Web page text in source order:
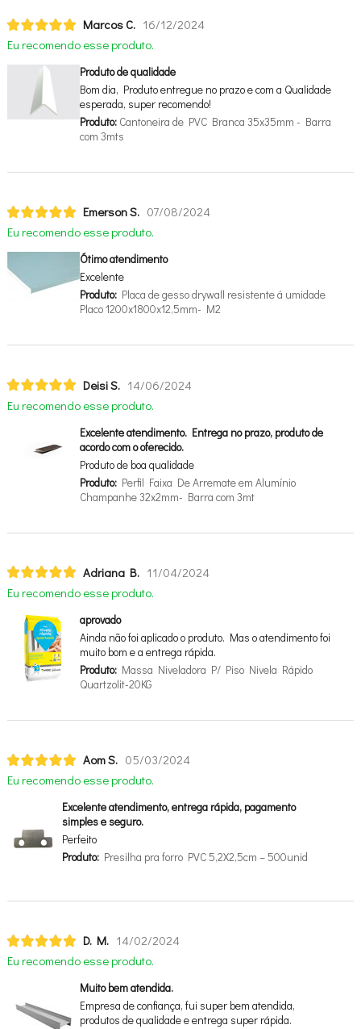
Marcos C. 16/12/2024
Eu recomendo esse produto.
Produto de qualidade
Bom dia, Produto entregue no prazo e com a Qualidade
esperada, super recomendo!
Produto:Cantoneira de PVC Branca 35x35mm - Barra
com 3mts
Emerson S. 07/08/2024
Eu recomendo esse produto.
Ótimo atendimento
Excelente
Produto:Placa de gesso drywall resistente á umidade
Placo 1200x1800x12,5mm- M2
Deisi S. 14/06/2024
Eu recomendo esse produto.
Excelente atendimento. Entrega no prazo, produto de
acordo com o oferecido.
Produto de boa qualidade
Produto:Perfil Faixa De Arremate em Alumínio
Champanhe 32x2mm- Barra com 3mt
Adriana B. 11/04/2024
Eu recomendo esse produto.
aprovado
Ainda não foi aplicado o produto. Mas o atendimento foi
muito bom e a entrega rápida.
Produto:Massa Niveladora P/ Piso Nivela Rápido
Quartzolit-20KG
Aom S. 05/03/2024
Eu recomendo esse produto.
Excelente atendimento, entrega rápida, pagamento
simples e seguro.
Perfeito
Produto:Presilha pra forro PVC 5,2X2,5cm – 500unid
D. M. 14/02/2024
Eu recomendo esse produto.
Muito bem atendida.
Empresa de confiança, fui super bem atendida,
produtos de qualidade e entrega super rápida.